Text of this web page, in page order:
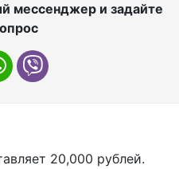
мессенджер и задайте
20,000 рублей.